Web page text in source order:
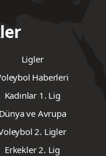
Ligler
Haberleri
Kadınlar 1. Lig
Dünya ve Avrupa
2. Ligler
Erkekler 2. Lig